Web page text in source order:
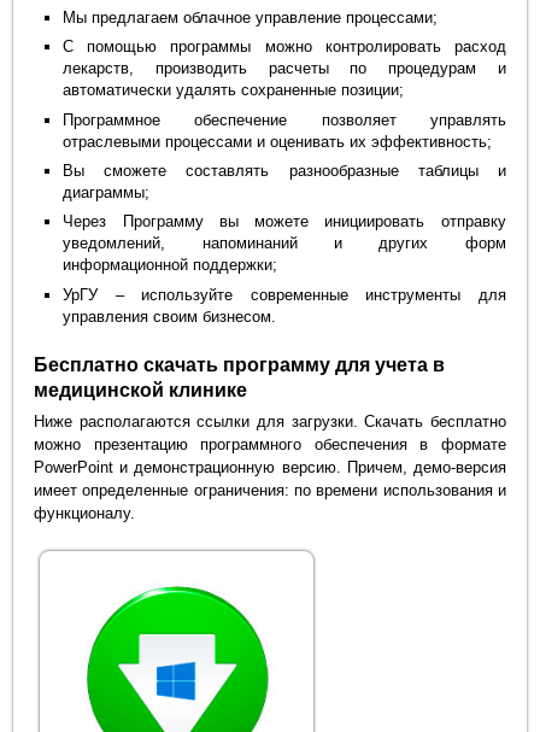
Мы предлагаем облачное управление процессами;
С помощью программы можно контролировать расход
лекарств, производить расчеты по процедурам и
автоматически удалять сохраненные позиции;
Программное обеспечение позволяет управлять
отраслевыми процессами и оценивать их эффективность;
Вы сможете составлять разнообразные таблицы и
диаграммы;
Через Программу вы можете инициировать отправку
уведомлений, напоминаний и других форм
информационной поддержки;
УрГУ – используйте современные инструменты для
управления своим бизнесом.
Бесплатно скачать программу для учета в
медицинской клинике
Ниже располагаются ссылки для загрузки. Скачать бесплатно
можно презентацию программного обеспечения в формате
PowerPoint и демонстрационную версию. Причем, демо-версия
имеет определенные ограничения: по времени использования и
функционалу.